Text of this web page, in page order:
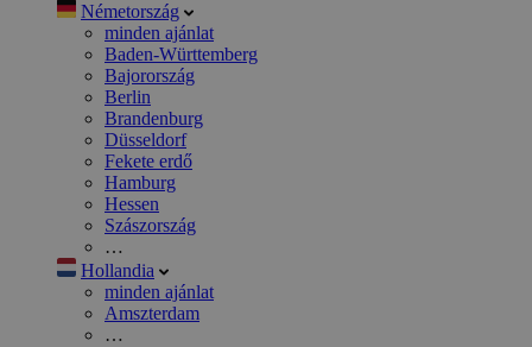
Németország
minden ajánlat
Baden-Württemberg
Bajorország
Berlin
Brandenburg
Düsseldorf
Fekete erdő
Hamburg
Hessen
Szászország
…
Hollandia
minden ajánlat
Amszterdam
…